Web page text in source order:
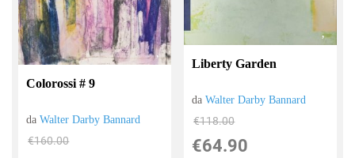
Colorossi # 9
daWalter Darby Bannard
€160.00
Liberty Garden
daWalter Darby Bannard
€118.00
€64.90